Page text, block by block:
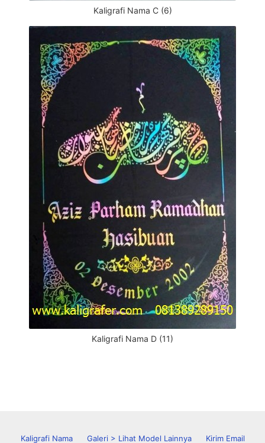
Kaligrafi Nama C (6)
Kaligrafi Nama D (11)
Kaligrafi Nama Galeri > Lihat Model Lainnya Kirim Email